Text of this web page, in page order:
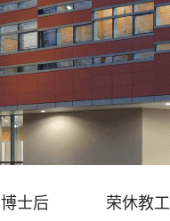
博士后 荣休教工